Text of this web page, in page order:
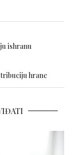
ishranu
hrane